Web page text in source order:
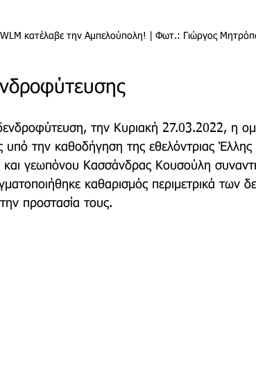
κατέλαβε την Αμπελούπολη! | Φωτ.: Γιώργος
την Κυριακή 27.03.2022, η
υπό την καθοδήγηση της εθελόντριας
και γεωπόνου Κασσάνδρας Κουσούλη
καθαρισμός περιμετρικά των
προστασία τους.